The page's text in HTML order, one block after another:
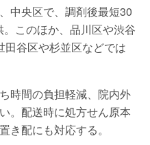
中央区で、調剤後最短30
このほか、品川区や渋谷
谷区や杉並区などでは
時間の負担軽減、院内外
。配送時に処方せん原本
き配にも対応する。